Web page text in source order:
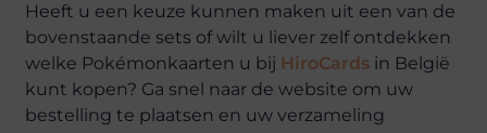
Heeft u een keuze kunnen maken uit een van de
bovenstaande sets of wilt u liever zelf ontdekken
welke Pokémonkaarten u bij HiroCards in België
kunt kopen? Ga snel naar de website om uw
bestelling te plaatsen en uw verzameling